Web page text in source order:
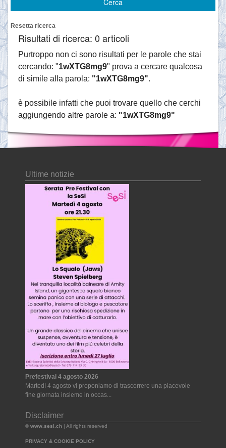
Resetta ricerca
Risultati di ricerca: 0 articoli
Purtroppo non ci sono risultati per le parole che stai
cercando: "1wXTG8mg9" prova a cercare qualcosa
di simile alla parola: "1wXTG8mg9".
è possibile infatti che puoi trovare quello che cerchi
aggiungendo altre parole a: "1wXTG8mg9"
Ultime notizie
Prefestival 4 agosto 2026
Martedì 4 agosto vi proponiamo di trascorrere una piacevole
fine giornata insieme in occas...
Disclaimer
© www.sesi.ch | All rights reserved
PRIVACY & COOKIE POLICY